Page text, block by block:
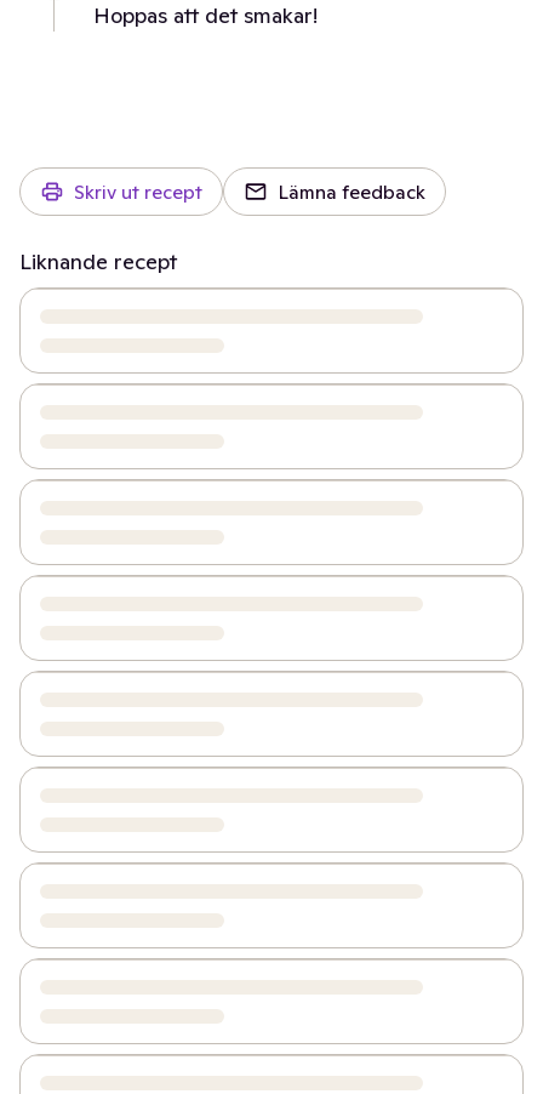
Hoppas att det smakar!
Skriv ut recept Lämna feedback
Liknande recept